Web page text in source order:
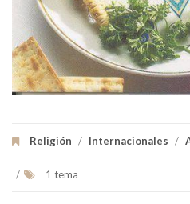
Religión / Internacionales /
/ 1 tema